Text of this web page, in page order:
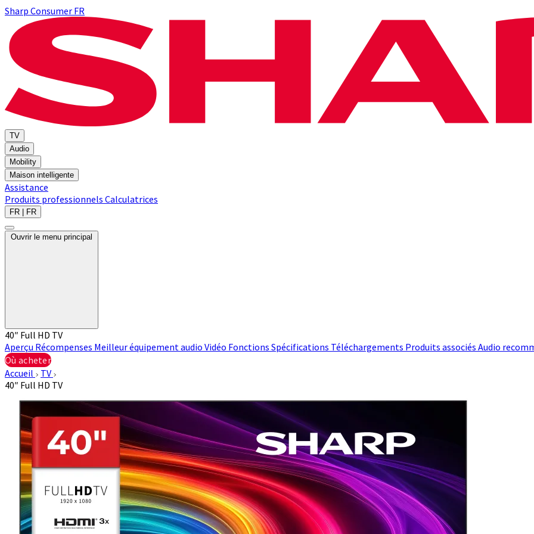
Sharp Consumer FR
TV
Audio
Mobility
Maison intelligente
Assistance
Produits professionnels Calculatrices
FR | FR
Ouvrir le menu principal
40″ Full HD TV
Aperçu Récompenses Meilleur équipement audio Vidéo Fonctions Spécifications Téléchargements Produits associés Audio
Où acheter
Accueil
TV
40″ Full HD TV